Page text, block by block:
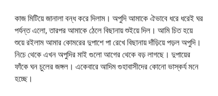
কাজ মিটিয়ে জানালা বন্ধ করে দিলাম। অপুদি আমাকে ঐভাবে ধরে ধরেই ঘর
পর্যন্ত এলো, তারপর আমাকে ঠেলে বিছানায় শুইয়ে দিল। আমি চিত হয়ে
শুয়ে রইলাম আমার কোমরের দুপাশে পা রেখে বিছানায় দাঁড়িয়ে পড়ল অপুদি।
নিচে থেকে এখন অপুদির মাই গুলো আগের থেকে বড় লাগছে। দুপায়ের
ফাঁকে ঘন চুলের জঙ্গল। একেবারে আদিম গুহাবাসীদের কোনো ভাস্কর্য মনে
হচ্ছে।